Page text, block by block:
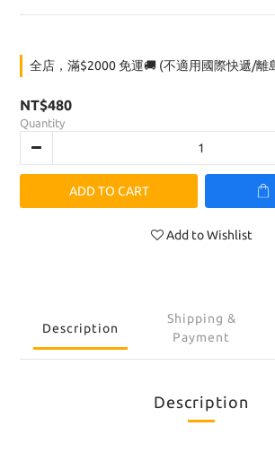
全店，滿$2000 免運🚚 (不適用國際快遞/離
NT$480
Quantity
ADD TO CART
Add to Wishlist
Description
Shipping &
Payment
Description